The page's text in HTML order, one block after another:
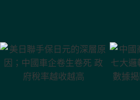
的深層原因；中
國車企卷生卷死
政府稅率越收越